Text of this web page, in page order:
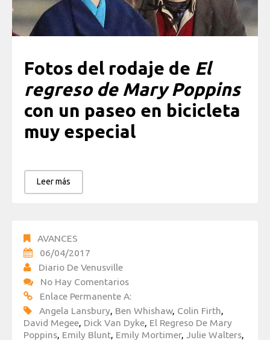
Fotos del rodaje de El
regreso de Mary Poppins
con un paseo en bicicleta
muy especial
Leer más
AVANCES
06/04/2017
Diario De Venusville
No Hay Comentarios
Enlace Permanente A:
Angela Lansbury, Ben Whishaw, Colin Firth,
David Megee, Dick Van Dyke, El Regreso De Mary
Poppins, Emily Blunt, Emily Mortimer, Julie Walters,